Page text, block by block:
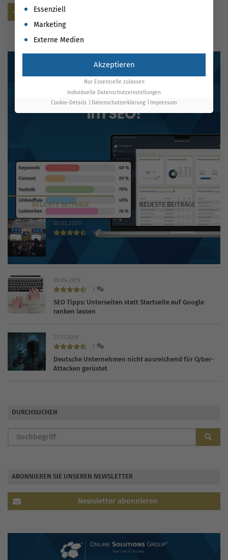
Senden
BELIEBTEBEITRÄGE NEUESTEBEITRÄGE
02.03.2020
5
08.04.2019
3
SEO Tipps: Unterseiten statt Startseite auf Google
ranken lassen
27.11.2019
2
Deutsche Unternehmen nicht ausreichend für Cyber-
Attacken gerüstet
DURCHSUCHEN
ABONNIEREN SIE UNSEREN NEWSLETTER
Newsletter abonnieren
Es folgt eine Liste der Service-Gruppen, für die eine
Essenziell
Marketing
Externe Medien
Akzeptieren
Nur Essenzielle zulassen
Individuelle Datenschutzeinstellungen
Cookie-Details
Datenschutzerklärung Impressum